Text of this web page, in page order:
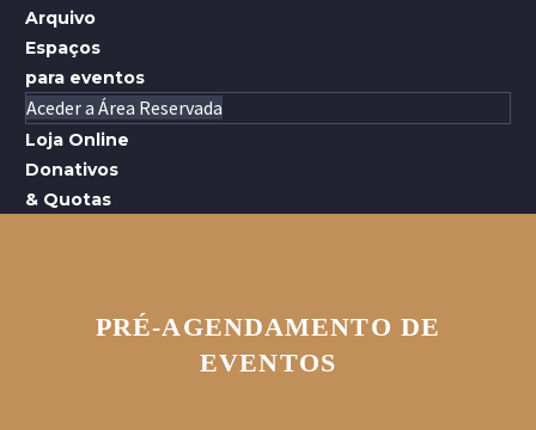
Arquivo
Espaços
para eventos
Aceder a Área Reservada
Loja Online
Donativos
& Quotas
PRÉ-AGENDAMENTO DE
EVENTOS